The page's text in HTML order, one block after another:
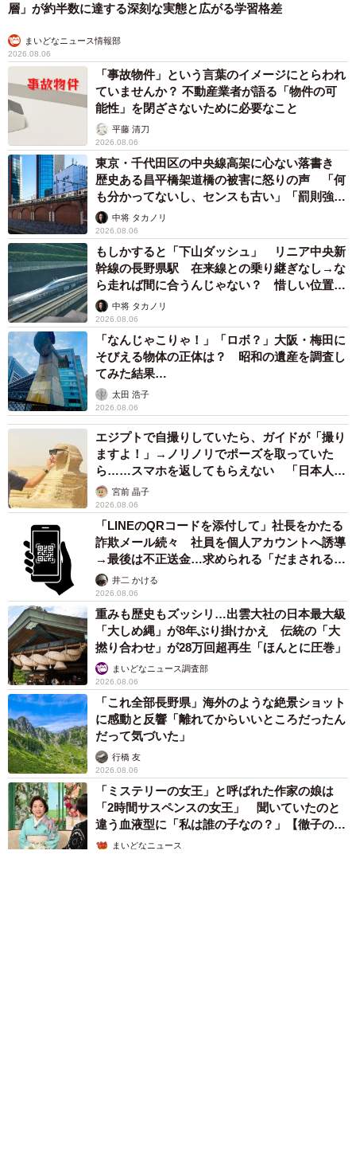
層」が約半数に達する深刻な実態と広がる学習格差
まいどなニュース情報部
2026.08.06
「事故物件」という言葉のイメージにとらわれ
ていませんか？ 不動産業者が語る「物件の可
能性」を閉ざさないために必要なこと
平藤 清刀
2026.08.06
東京・千代田区の中央線高架に心ない落書き
歴史ある昌平橋架道橋の被害に怒りの声 「何
も分かってないし、センスも古い」「罰則強化
して」中将 タカノリ
2026.08.06
もしかすると「下山ダッシュ」 リニア中央新
幹線の長野県駅 在来線との乗り継ぎなし→な
ら走れば間に合うんじゃない？ 惜しい位置関
係が反響
中将 タカノリ
2026.08.06
「なんじゃこりゃ！」「ロボ？」大阪・梅田に
そびえる物体の正体は？ 昭和の遺産を調査し
てみた結果…
太田 浩子
2026.08.06
エジプトで自撮りしていたら、ガイドが「撮り
ますよ！」→ノリノリでポーズを取っていた
ら……スマホを返してもらえない 「日本人は
カモ代表かも」「私は6時間で3万円払った」
宮前 晶子
2026.08.06
「LINEのQRコードを添付して」社長をかたる
詐欺メール続々 社員を個人アカウントへ誘導
→最後は不正送金…求められる「だまされる前
提」の対策
井二 かける
2026.08.06
重みも歴史もズッシリ…出雲大社の日本最大級
「大しめ縄」が8年ぶり掛けかえ 伝統の「大
撚り合わせ」が28万回超再生「ほんとに圧巻」
まいどなニュース調査部
2026.08.06
「これ全部長野県」海外のような絶景ショット
に感動と反響「離れてからいいところだったん
だって気づいた」
行橋 友
2026.08.06
「ミステリーの女王」と呼ばれた作家の娘は
「2時間サスペンスの女王」 聞いていたのと
違う血液型に「私は誰の子なの？」【徹子の部
屋】まいどなニュース